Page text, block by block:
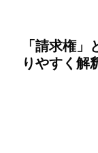
「請求権
りやすく解